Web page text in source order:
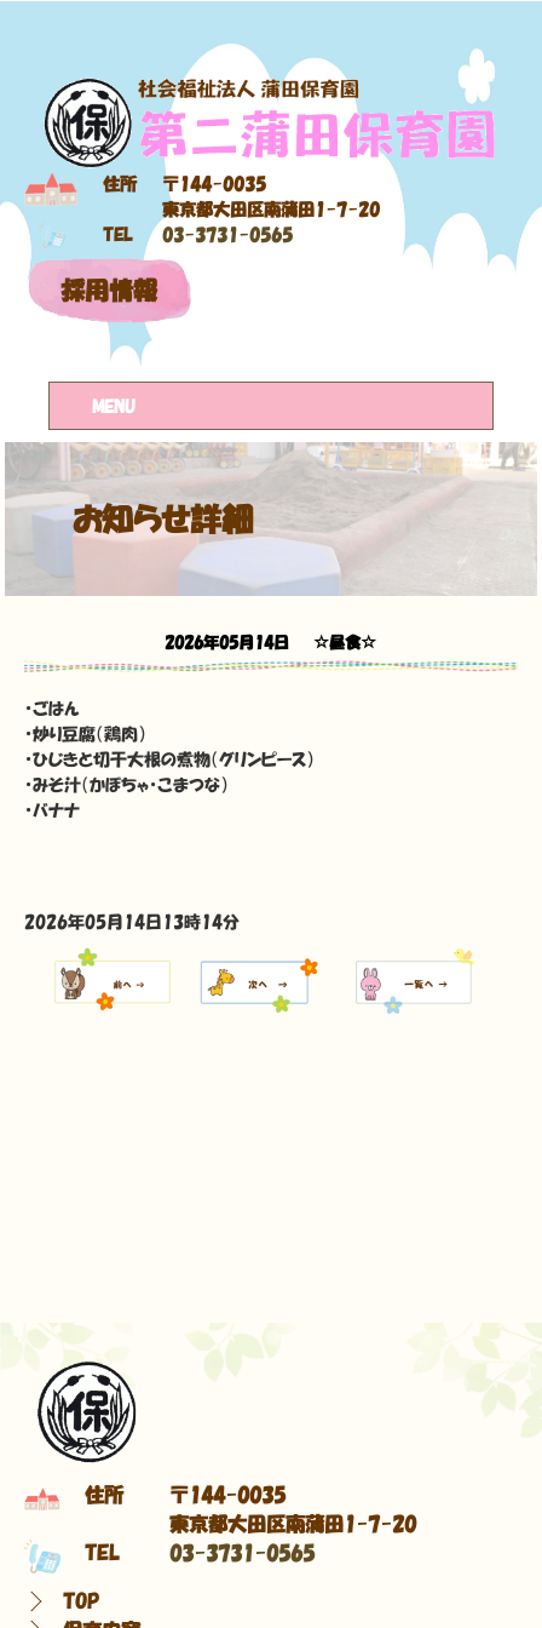
住所
〒144-0035
東京都大田区南蒲田1-7-20
TEL
03-3731-0565
採用情報
MENU
お知らせ詳細
2026年05月14日 ☆昼食☆
・ごはん
・炒り豆腐（鶏肉）
・ひじきと切干大根の煮物（グリンピース）
・みそ汁（かぼちゃ・こまつな）
・バナナ
2026年05月14日13時14分
住所
〒144-0035
東京都大田区南蒲田1-7-20
TEL
03-3731-0565
TOP